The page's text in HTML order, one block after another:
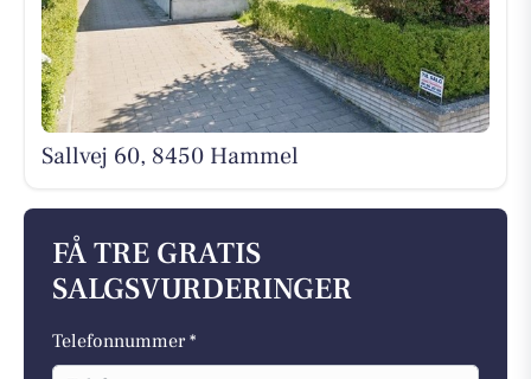
Sallvej 60, 8450 Hammel
FÅ TRE GRATIS
SALGSVURDERINGER
Telefonnummer *